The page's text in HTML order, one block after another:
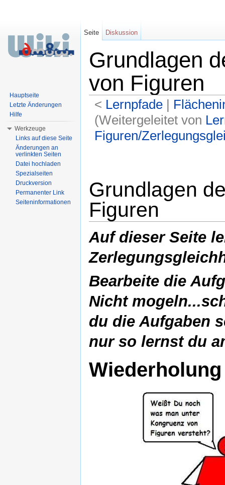
Grundlagen
von Figuren
< Lernpfade‎ |
(Weitergeleitet von
Figuren/
Grundlagen
Figuren
Auf dieser Seite
Bearbeite die
Nicht
du die Aufgaben
nur so lernst du
Seite Diskussion
Hauptseite
Letzte Änderungen
Hilfe
Werkzeuge
Links auf diese Seite
Änderungen an
verlinkten Seiten
Datei hochladen
Spezialseiten
Druckversion
Permanenter Link
Seiteninformationen